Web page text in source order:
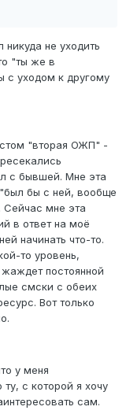
не уходить
"ты же в
с уходом к другому
"вторая ОЖП" -
с бывшей. Мне эта
бы с ней, вообще
Сейчас мне эта
в ответ на моё
начинать что-то.
то уровень,
постоянной
смски с обеих
Вот только
у меня
с которой я хочу
сам.